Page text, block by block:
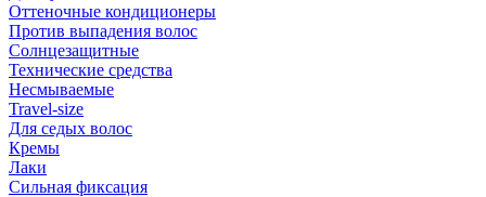
Оттеночные кондиционеры
Против выпадения волос
Солнцезащитные
Технические средства
Несмываемые
Travel-size
Для седых волос
Кремы
Лаки
Сильная фиксация